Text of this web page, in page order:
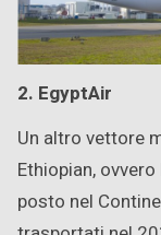
2. EgyptAir
Un altro vettore
Ethiopian, ovvero
posto nel